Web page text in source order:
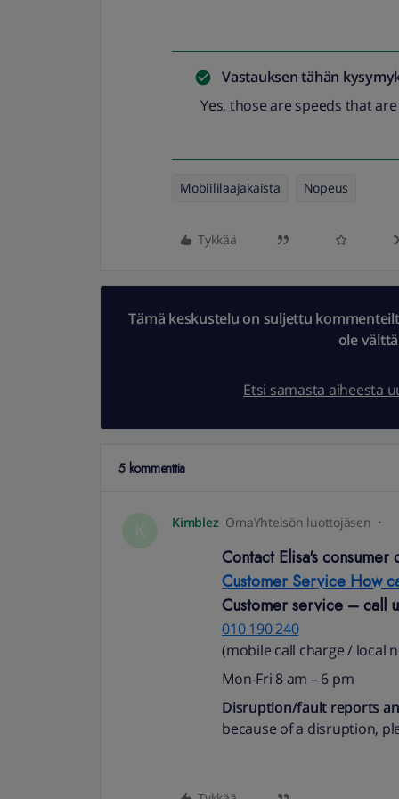
Vastauksen tähän
Yes, those are speeds that
Mobiililaajakaista Nopeus
Tykkää
Tämä keskustelu on suljettu
ole
Etsi samasta aiheesta
5 kommenttia
Kimblez OmaYhteisön luottojäsen
Contact Elisa's
Customer Service How
Customer service – call
010 190 240​
(mobile call charge / local
Mon-Fri 8 am –6 pm
Disruption/fault reports
because of a disruption,